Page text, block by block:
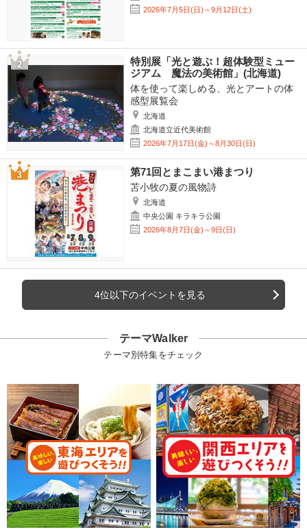
2026年7月5日(日)～9月12日(土)
特別展「光と遊ぶ！超体験型ミュー
ジアム 魔法の美術館」(北海道)
体を使って楽しめる、光とアートの体
感型展覧会
北海道
北海道立近代美術館
2026年7月17日(金)～8月30日(日)
第71回とまこまい港まつり
苫小牧の夏の風物詩
北海道
中央公園 キラキラ公園
2026年8月7日(金)～9日(日)
4位以下のイベントを見る
テーマWalker
テーマ別特集をチェック